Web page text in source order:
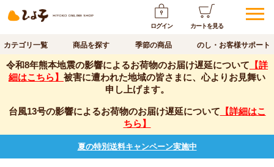
ログイン カートを見る
カテゴリ一覧 商品を探す 季節の商品 のし・お客様サポート
令和8年熊本地震の影響によるお荷物のお届け遅延について 【詳
細はこちら】 被害に遭われた地域の皆さまに、心よりお見舞い
申し上げます。
台風13号の影響によるお荷物のお届け遅延について 【詳細はこ
ちら】
夏の特別送料キャンペーン実施中